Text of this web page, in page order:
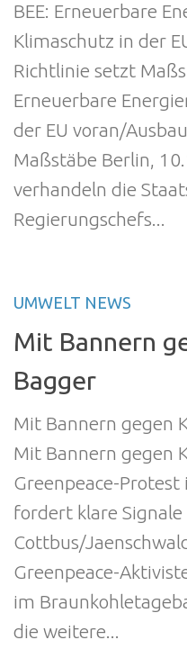
BEE: Erneuerbare
Klimaschutz in der
Richtlinie setzt
Erneuerbare
der EU voran/
Maßstäbe Berlin,
verhandeln die
Regierungschefs...
UMWELT NEWS
Mit Bannern
Bagger
Mit Bannern gegen
Mit Bannern gegen
Greenpeace-
fordert klare
Cottbus/
Greenpeace-
im
die weitere...